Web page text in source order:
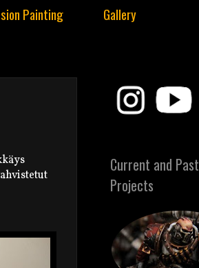
Painting
Gallery
Current and Past
Projects